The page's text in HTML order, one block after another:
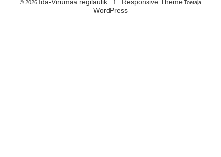
© 2026Ida-Virumaa regilaulik ↑ Responsive Theme Toetaja
WordPress